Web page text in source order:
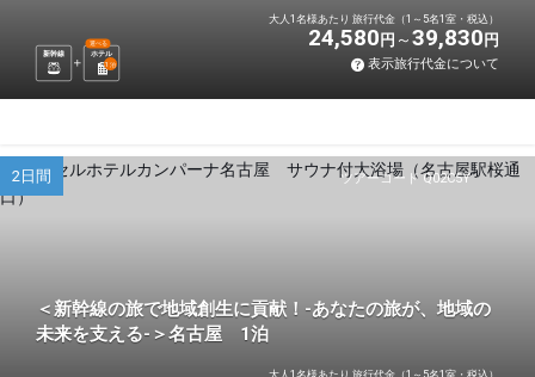
新幹線 ホテル
選べる
1 泊
大人1名様あたり 旅行代金（1～5名1室・税込）
24,580 円 39,830 円
表示旅行代金について
ツアーコード Q02C5Y
2日間
＜新幹線の旅で地域創生に貢献！-あなたの旅が、地域の
未来を支える-＞名古屋 1泊